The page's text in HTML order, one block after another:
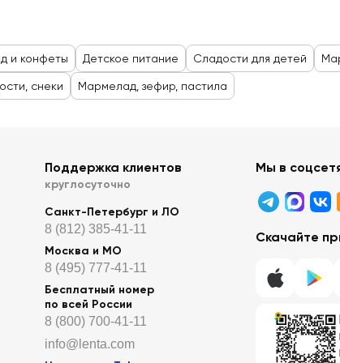
и конфеты Детское питание Сладости для детей
снеки Мармелад, зефир, пастила
Поддержка клиентов
круглосуточно
Санкт-Петербург и ЛО
8 (812) 385-41-11
Москва и МО
8 (495) 777-41-11
Бесплатный номер
по всей России
8 (800) 700-41-11
info@lenta.com
Мы в
Скачайте